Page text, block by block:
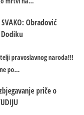
Obradović
pravoslavnog naroda!!!
po…
priče o